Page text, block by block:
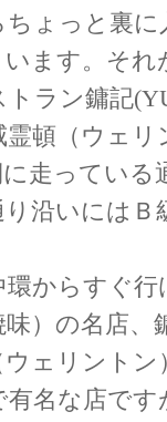
ょっと裏に
ます。それ
トラン鏞記
頓（ウェリ
走っている
沿いにはＢ
からすぐ行
）の名店、
ェリントン
名な店で